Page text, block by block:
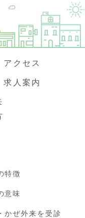
アクセス
求人案内
特徴
意味
かぜ外来を受診